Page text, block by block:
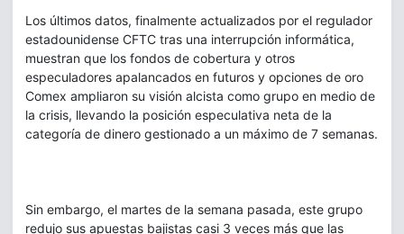
Los últimos datos, finalmente actualizados por el regulador
estadounidense CFTC tras una interrupción informática,
muestran que los fondos de cobertura y otros
especuladores apalancados en futuros y opciones de oro
Comex ampliaron su visión alcista como grupo en medio de
la crisis, llevando la posición especulativa neta de la
categoría de dinero gestionado a un máximo de 7 semanas.
Sin embargo, el martes de la semana pasada, este grupo
redujo sus apuestas bajistas casi 3 veces más que las